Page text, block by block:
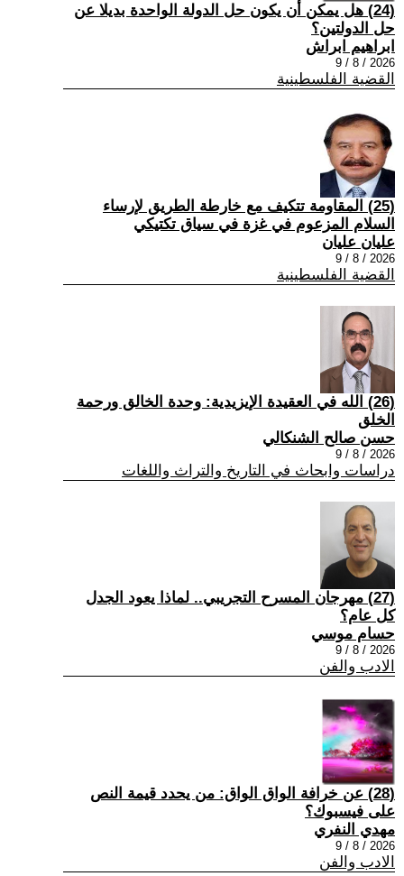
(24) هل يمكن أن يكون حل الدولة الواحدة بديلا عن
حل الدولتين؟
ابراهيم ابراش
2026 / 8 / 9
القضية الفلسطينية
(25) المقاومة تتكيف مع خارطة الطريق لإرساء
السلام المزعوم في غزة في سياق تكتيكي
عليان عليان
2026 / 8 / 9
القضية الفلسطينية
(26) الله في العقيدة الإيزيدية: وحدة الخالق ورحمة
الخلق
حسن صالح الشنكالي
2026 / 8 / 9
دراسات وابحاث في التاريخ والتراث واللغات
(27) مهرجان المسرح التجريبي.. لماذا يعود الجدل
كل عام؟
حسام موسي
2026 / 8 / 9
الادب والفن
(28) عن خرافة الواق الواق: من يحدد قيمة النص
على فيسبوك؟
مهدي النفري
2026 / 8 / 9
الادب والفن